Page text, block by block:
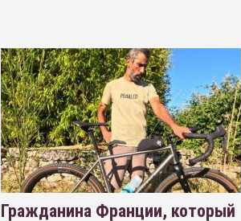
Гражданина Франции, который